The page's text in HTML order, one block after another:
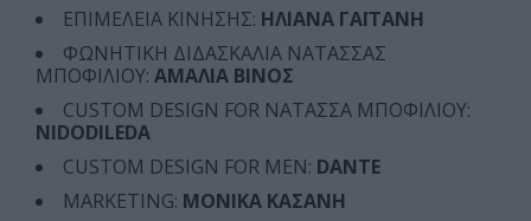
ΕΠΙΜΕΛΕΙΑ ΚΙΝΗΣΗΣ: ΗΛΙΑΝΑ ΓΑΪΤΑΝΗ
ΦΩΝΗΤΙΚΗ ΔΙΔΑΣΚΑΛΙΑ ΝΑΤΑΣΣΑΣ
ΜΠΟΦΙΛΙΟΥ: ΑΜΑΛΙΑ ΒΙΝΟΣ
CUSTOM DESIGN FOR ΝΑΤΑΣΣΑ ΜΠΟΦΙΛΙΟΥ:
NIDODILEDA
CUSTOM DESIGN FOR MEN: DANTE
MARKETING: ΜΟΝΙΚΑ ΚΑΣΑΝΗ